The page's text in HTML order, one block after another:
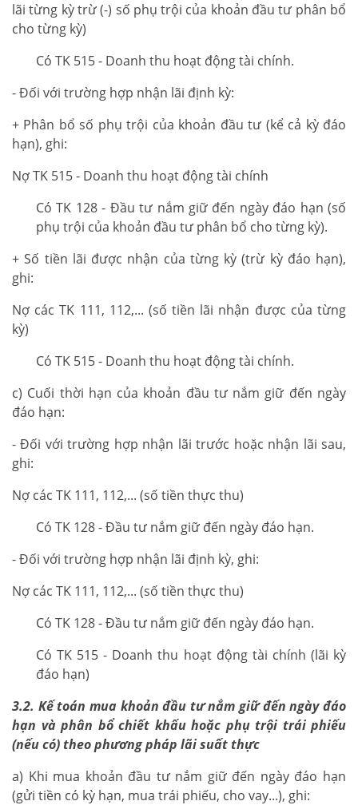
lãi từng kỳ trừ (-) số phụ trội của khoản đầu tư phân bổ
cho từng kỳ)
Có TK 515 - Doanh thu hoạt động tài chính.
- Đối với trường hợp nhận lãi định kỳ:
+ Phân bổ số phụ trội của khoản đầu tư (kể cả kỳ đáo
hạn), ghi:
Nợ TK 515 - Doanh thu hoạt động tài chính
Có TK 128 - Đầu tư nắm giữ đến ngày đáo hạn (số
phụ trội của khoản đầu tư phân bổ cho từng kỳ).
+ Số tiền lãi được nhận của từng kỳ (trừ kỳ đáo hạn),
ghi:
Nợ các TK 111, 112,... (số tiền lãi nhận được của từng
kỳ)
Có TK 515 - Doanh thu hoạt động tài chính.
c) Cuối thời hạn của khoản đầu tư nắm giữ đến ngày
đáo hạn:
- Đối với trường hợp nhận lãi trước hoặc nhận lãi sau,
ghi:
Nợ các TK 111, 112,... (số tiền thực thu)
Có TK 128 - Đầu tư nắm giữ đến ngày đáo hạn.
- Đối với trường hợp nhận lãi định kỳ, ghi:
Nợ các TK 111, 112,... (số tiền thực thu)
Có TK 128 - Đầu tư nắm giữ đến ngày đáo hạn.
Có TK 515 - Doanh thu hoạt động tài chính (lãi kỳ
đáo hạn)
3.2. Kế toán mua khoản đầu tư nắm giữ đến ngày đáo
hạn và phân bổ chiết khấu hoặc phụ trội trái phiếu
(nếu có) theo phương pháp lãi suất thực
a) Khi mua khoản đầu tư nắm giữ đến ngày đáo hạn
(gửi tiền có kỳ hạn, mua trái phiếu, cho vay...), ghi: